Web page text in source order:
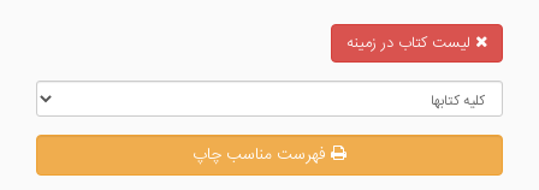
ليست كتاب در زمينه
فهرست مناسب چاپ